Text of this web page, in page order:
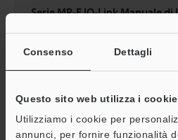
Consenso Dettagli
Questo sito web utilizza i cookie
Utilizziamo i cookie per
annunci, per fornire funzionalità
Serie MP-F IO-Link Manuale
PDF:890.5KB/Inglese
Download